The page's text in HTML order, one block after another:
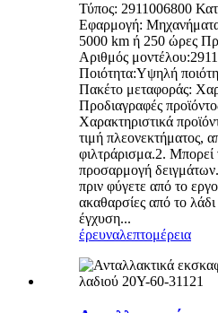
Τύπος: 2911006800
Εφαρμογή:
5000 km ή 250 ώρες
Αριθμός
Ποιότητα:Υψηλή
Πακέτο μεταφοράς:
Προδιαγραφές
Χαρακτηριστικά
τιμή πλεονεκτήματος,
φιλτράρισμα.2. Μπορεί
προσαρμογή
πριν φύγετε από το
ακαθαρσίες από το
έγχυση...
έρευναλεπτομέρεια